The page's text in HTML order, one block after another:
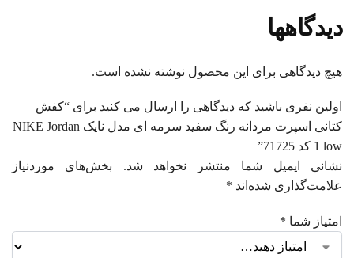
دیدگاهها
هیچ دیدگاهی برای این محصول نوشته نشده است.
اولین نفری باشید که دیدگاهی را ارسال می کنید برای “کفش
کتانی اسپرت مردانه رنگ سفید سرمه ای مدل نایک NIKE Jordan
1 low کد 71725”
نشانی ایمیل شما منتشر نخواهد شد.
بخش‌های موردنیاز
علامت‌گذاری شده‌اند *
امتیاز شما *